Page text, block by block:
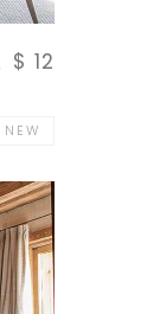
$ 12
NEW